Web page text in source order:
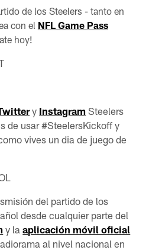
de los Steelers - tanto en
con el NFL Game Pass
hoy!
y Instagram Steelers
de usar #SteelersKickoff y
vives un dia de juego de
del partido de los
desde cualquier parte del
y laaplicación móvil oficial
al nivel nacional en